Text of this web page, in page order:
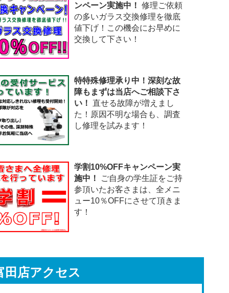
ンペーン実施中！ 修理ご依頼
の多いガラス交換修理を徹底
値下げ！この機会にお早めに
交換して下さい！
特特殊修理承り中！深刻な故
障もまずは当店へご相談下さ
い！ 直せる故障が増えまし
た！原因不明な場合も、調査
し修理を試みます！
学割10%OFFキャンペーン実
施中！
ご自身の学生証をご持
参頂いたお客さまは、全メニ
ュー10％OFFにさせて頂きま
す！
田店アクセス